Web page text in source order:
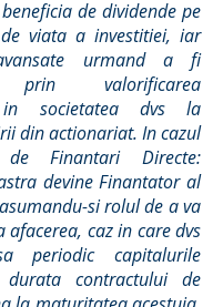
de dividende pe
viata a investitiei, iar
urmand a fi
prin valorificarea
in societatea dvs la
din actionariat. In cazul
de Finantari Directe:
devine Finantator al
si rolul de a va
caz in care dvs
periodic capitalurile
contractului de